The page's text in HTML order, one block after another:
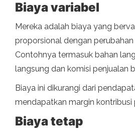
Biaya variabel
Mereka adalah biaya yang
proporsional dengan perubahan
Contohnya termasuk bahan
langsung dan komisi penjualan
Biaya ini dikurangi dari
mendapatkan margin kontribusi
Biaya tetap